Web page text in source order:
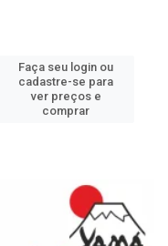
Faça seu login ou
cadastre-se para
ver preços e
comprar